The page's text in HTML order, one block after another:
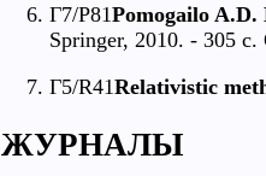
Г7/Р81Pomogailo A.D.
Springer, 2010. - 305
Г5/R41Relativistic
ЖУРНАЛЫ